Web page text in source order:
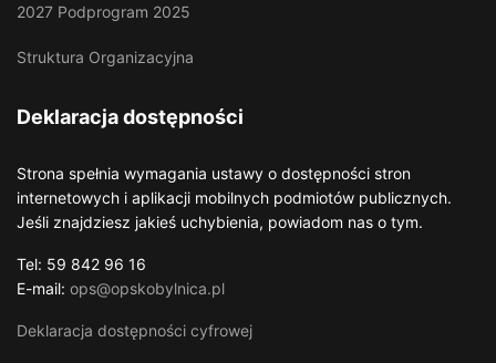
2027 Podprogram 2025
Struktura Organizacyjna
Deklaracja dostępności
Strona spełnia wymagania ustawy o dostępności stron
internetowych i aplikacji mobilnych podmiotów publicznych.
Jeśli znajdziesz jakieś uchybienia, powiadom nas o tym.
Tel: 59 842 96 16
E-mail: ops@opskobylnica.pl
Deklaracja dostępności cyfrowej